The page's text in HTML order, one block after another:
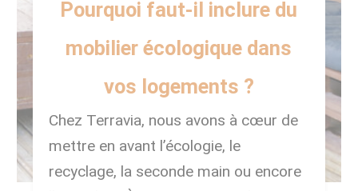
Pourquoi faut-il inclure du
mobilier écologique dans
vos logements ?
Chez Terravia, nous avons à cœur de
mettre en avant l’écologie, le
recyclage, la seconde main ou encore